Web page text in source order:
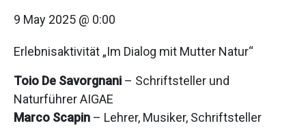
9 May 2025 @ 0:00
Erlebnisaktivität „Im Dialog mit Mutter Natur“
Toio De Savorgnani – Schriftsteller und
Naturführer AIGAE
Marco Scapin – Lehrer, Musiker, Schriftsteller